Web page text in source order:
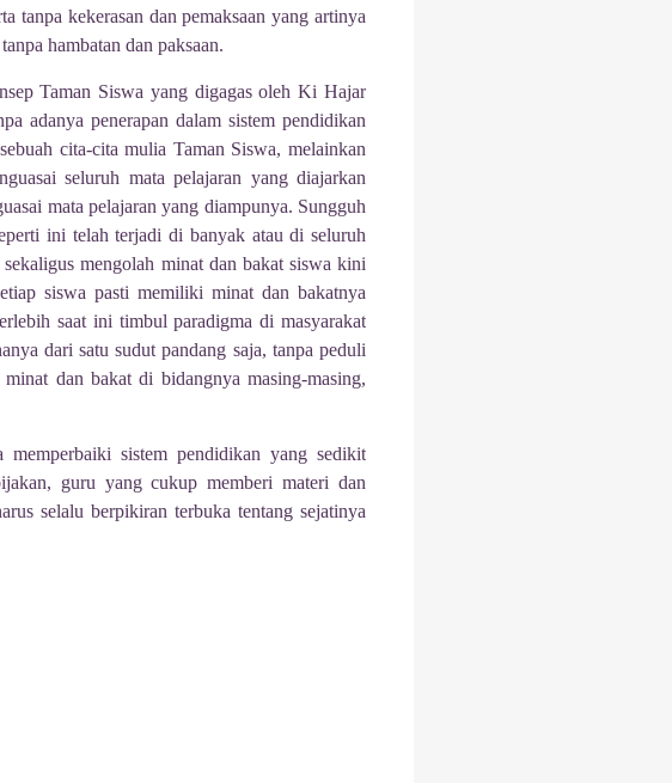
tanpa kekerasan dan pemaksaan yang artinya
hambatan dan paksaan.
Taman Siswa yang digagas oleh Ki Hajar
adanya penerapan dalam sistem pendidikan
cita-cita mulia Taman Siswa, melainkan
seluruh mata pelajaran yang diajarkan
mata pelajaran yang diampunya. Sungguh
ini telah terjadi di banyak atau di seluruh
mengolah minat dan bakat siswa kini
siswa pasti memiliki minat dan bakatnya
saat ini timbul paradigma di masyarakat
dari satu sudut pandang saja, tanpa peduli
dan bakat di bidangnya masing-masing,
sistem pendidikan yang sedikit
guru yang cukup memberi materi dan
selalu berpikiran terbuka tentang sejatinya